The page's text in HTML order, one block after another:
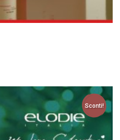
Sconti!